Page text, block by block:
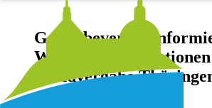
Gewerbeverein
Wichtige
Standvergabe